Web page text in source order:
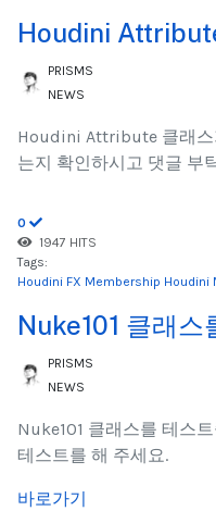
Houdini
PRISMS
NEWS
Houdini Attribute 클래스
는지 확인하시고 댓글 부
0
1947 HITS
Tags:
Houdini FX Membership Houdini
Nuke101 클래스
PRISMS
NEWS
Nuke101 클래스를 테스
테스트를 해 주세요.
바로가기